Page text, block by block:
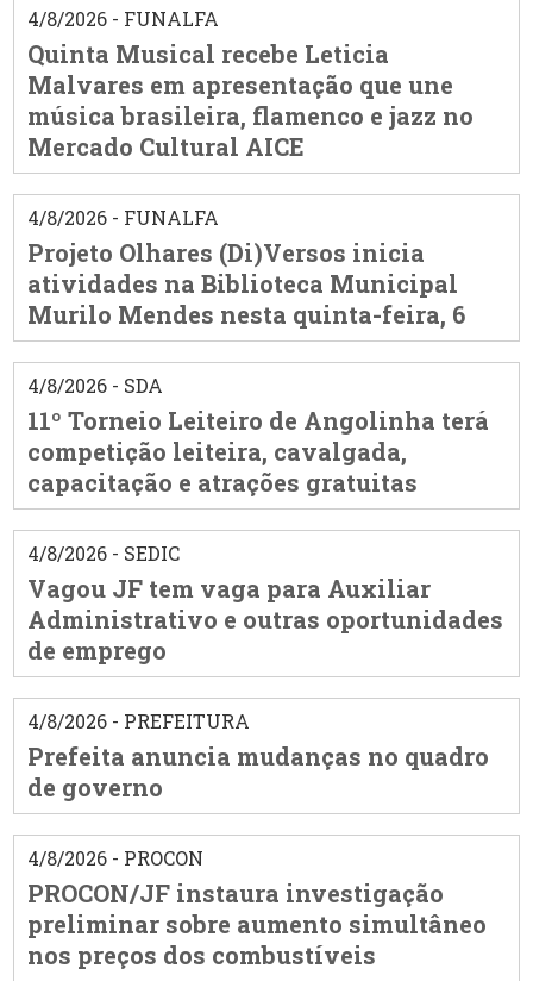
4/8/2026 - FUNALFA
Quinta Musical recebe Leticia
Malvares em apresentação que une
música brasileira, flamenco e jazz no
Mercado Cultural AICE
4/8/2026 - FUNALFA
Projeto Olhares (Di)Versos inicia
atividades na Biblioteca Municipal
Murilo Mendes nesta quinta-feira, 6
4/8/2026 - SDA
11º Torneio Leiteiro de Angolinha terá
competição leiteira, cavalgada,
capacitação e atrações gratuitas
4/8/2026 - SEDIC
Vagou JF tem vaga para Auxiliar
Administrativo e outras oportunidades
de emprego
4/8/2026 - PREFEITURA
Prefeita anuncia mudanças no quadro
de governo
4/8/2026 - PROCON
PROCON/JF instaura investigação
preliminar sobre aumento simultâneo
nos preços dos combustíveis